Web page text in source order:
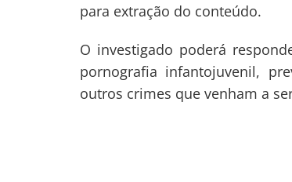
para extração do conteúdo.
O investigado poderá
pornografia infantojuvenil,
outros crimes que venham a